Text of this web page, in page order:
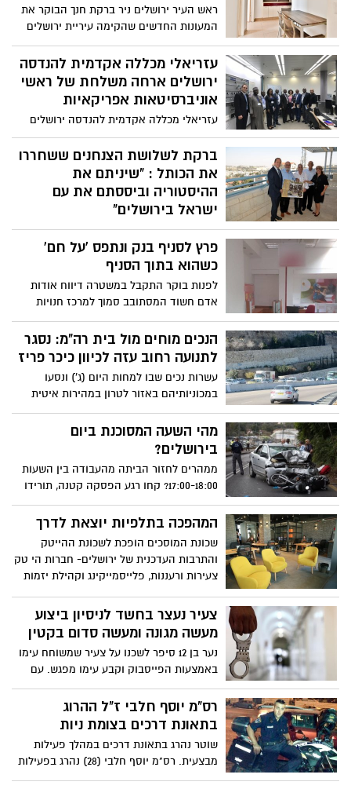
ראש העיר ירושלים ניר ברקת חנך הבוקר את
המעונות החדשים שהקימה עיריית ירושלים
לסטודנטים במרכז העיר
עזריאלי מכללה אקדמית להנדסה
ירושלים ארחה משלחת של ראשי
אוניברסיטאות אפריקאיות
עזריאלי מכללה אקדמית להנדסה ירושלים
ארחה משלחת של 8 נשיאי אוניברסיטאות,
רקטורים ופרופסורים בכירים מאוניברסיטאות
ומוסדות אקדמיים מניגריה, גמביה וקניה
ברקת לשלושת הצנחנים ששחררו
את הכותל : "שיניתם את
ההיסטוריה וביססתם את עם
ישראל בירושלים"
במפגש מיוחד לרגל 50 שנים לאיחוד ירושלים
התקיים אתמול (ג') בלשכת ראש העיר
ירושלים: שלושת הצנחנים מתמונתו
המפורסמת של הצלם דוד רובינגר בכותל חיים
אושרי, ד"ר יצחק יפעת וציון קרסנטי, העניקו
העיר.
פרץ לסניף בנק ונתפס 'על חם'
כשהוא בתוך הסניף
לפנות בוקר התקבל במשטרה דיווח אודות
אדם חשוד המסתובב סמוך למרכז חנויות
בדרום העיר. צוות סיור הגיע למקום תוך זמן
קצר והחל לבצע סריקות באזור, הצוות הבחין
בדלת סניף בנק שנראתה פרוצה, נכנס לסניף
ותפס את הפורץ 'על חם' כשהוא מחטט
במגירות ומחפש כסף
הנכים מוחים מול בית רה"מ: נסגר
לתנועה רחוב עזה לכיוון כיכר פריז
עשרות נכים שבו למחות היום (ג') ונסעו
במכוניותיהם באזור לטרון במהירות איטית
בכביש 1 לכיוון ירושלים. כעת הם מפגינים מול
בית רה"מ- עקב כך נסגר לתנועה רחוב עזה
לכיוון כיכר פריז
מהי השעה המסוכנת ביום
בירושלים?
ממהרים לחזור הביתה מהעבודה בין השעות
17:00-18:00? קחו רגע הפסקה קטנה, תורידו
את הרגל מהגז כי מדובר בשעה שבה
מתרחשות הכי הרבה תאונות במהלך היום.
הערב המוקדמת בשנת 2016 כך עולה מניתוח
של עמותת אור ירוק על בסיס נתוני הלמ"ס
המהפכה בתלפיות יוצאת לדרך
שכונת המוסכים הופכת לשכונת ההייטק
והתרבות העדכנית של ירושלים- חברות הי טק
צעירות ורעננות, פלייסמייקינג וקהילת יזמות
העסקי של תלפיות, כחלק מהמגמה לחולל
שינוי באזור ולגוון את התמהיל הקיים
צעיר נעצר בחשד לניסיון ביצוע
מעשה מגונה ומעשה סדום בקטין
נער בן 12 סיפר לשכנו על צעיר שמשוחח עימו
באמצעות הפייסבוק וקבע עימו מפגש. עם
הגעת החשוד למקום המפגש הזעיקו
השוטרים למקום אשר עצרו החשוד
רס"מ יוסף חלבי ז"ל ההרוג
בתאונת דרכים בצומת ניות
שוטר נהרג בתאונת דרכים במהלך פעילות
מבצעית. רס"מ יוסף חלבי (28) נהרג בפעילות
מבצעית בעת שרכב על אופנוע משטרתי